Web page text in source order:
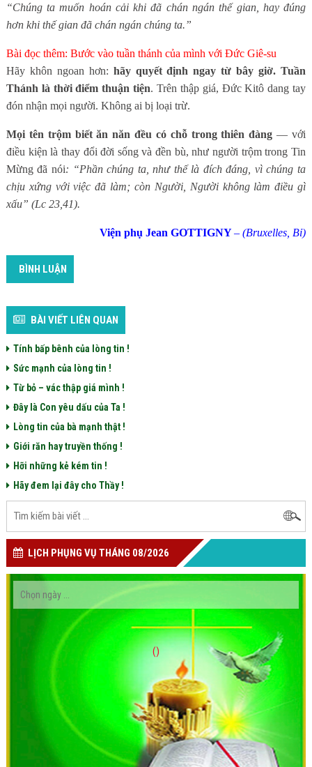
“Chúng ta muốn hoán cải khi đã chán ngán thế gian, hay đúng
hơn khi thế gian đã chán ngán chúng ta.”
Bài đọc thêm: Bước vào tuần thánh của mình với Đức Giê-su
Hãy khôn ngoan hơn: hãy quyết định ngay từ bây giờ. Tuần
Thánh là thời điểm thuận tiện. Trên thập giá, Đức Kitô dang tay
đón nhận mọi người. Không ai bị loại trừ.
Mọi tên trộm biết ăn năn đều có chỗ trong thiên đàng — với
điều kiện là thay đổi đời sống và đền bù, như người trộm trong Tin
Mừng đã nói: “Phần chúng ta, như thế là đích đáng, vì chúng ta
chịu xứng với việc đã làm; còn Người, Người không làm điều gì
xấu” (Lc 23,41).
Viện phụ Jean GOTTIGNY– (Bruxelles, Bỉ)
BÌNH LUẬN
BÀI VIẾT LIÊN QUAN
Tính bấp bênh của lòng tin !
Sức mạnh của lòng tin !
Từ bỏ – vác thập giá mình !
Đây là Con yêu dấu của Ta !
Lòng tin của bà mạnh thật !
Giới răn hay truyền thống !
Hỡi những kẻ kém tin !
Hãy đem lại đây cho Thầy !
LỊCH PHỤNG VỤ THÁNG 08/2026
()